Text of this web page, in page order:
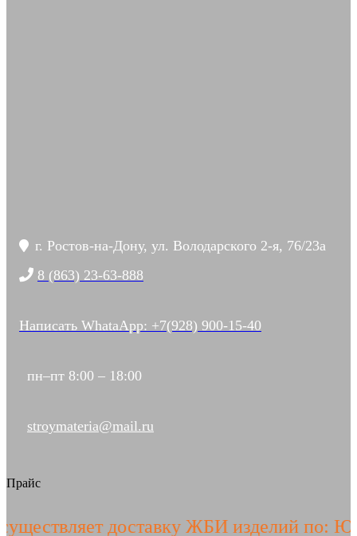
г. Ростов-на-Дону, ул. Володарского 2-я, 76/23а
8 (863) 23-63-888
Написать WhataApp: +7(928) 900-15-40
пн–пт 8:00 – 18:00
stroymateria@mail.ru
Прайс
доставку ЖБИ изделий по: